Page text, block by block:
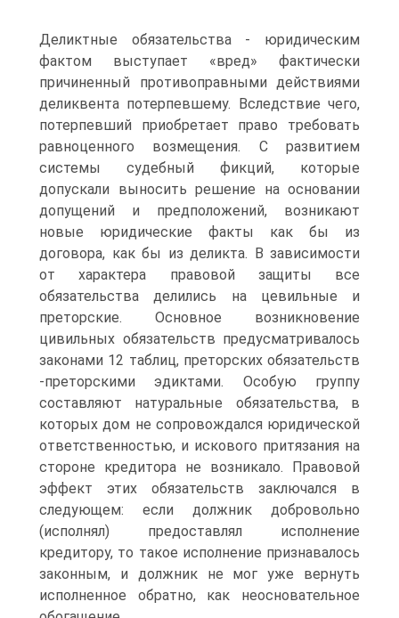
Деликтные обязательства - юридическим
фактом выступает «вред» фактически
причиненный противоправными действиями
деликвента потерпевшему. Вследствие чего,
потерпевший приобретает право требовать
равноценного возмещения. С развитием
системы судебный фикций, которые
допускали выносить решение на основании
допущений и предположений, возникают
новые юридические факты как бы из
договора, как бы из деликта. В зависимости
от характера правовой защиты все
обязательства делились на цевильные и
преторские. Основное возникновение
цивильных обязательств предусматривалось
законами 12 таблиц, преторских обязательств
-преторскими эдиктами. Особую группу
составляют натуральные обязательства, в
которых дом не сопровождался юридической
ответственностью, и искового притязания на
стороне кредитора не возникало. Правовой
эффект этих обязательств заключался в
следующем: если должник добровольно
(исполнял) предоставлял исполнение
кредитору, то такое исполнение признавалось
законным, и должник не мог уже вернуть
исполненное обратно, как неосновательное